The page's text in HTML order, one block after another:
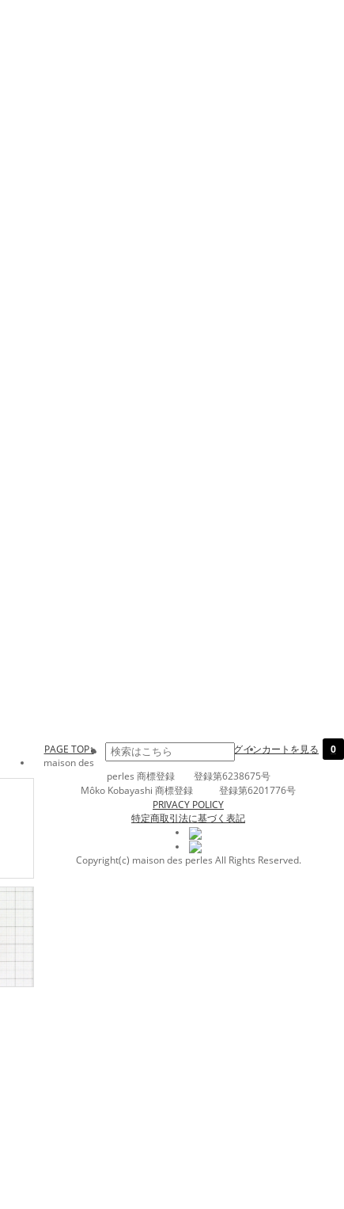
カートを見る
0
ログイン
PAGE TOP↑
maison des
perles 商標登録 登録第6238675号
Môko Kobayashi 商標登録 登録第6201776号
PRIVACY POLICY
特定商取引法に基づく表記
Copyright(c) maison des perles All Rights Reserved.